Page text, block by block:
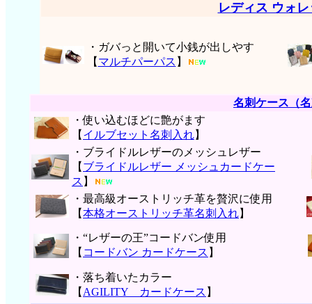
レディス ウォ
・ガバっと開いて小銭が出しやす
【 マルチパーパス 】
名刺ケース（
・使い込むほどに艶がます
【 イルブセット名刺入れ】
・ブライドルレザーのメッシュレザー
【 ブライドルレザー メッシュカードケー
ス 】
・最高級オーストリッチ革を贅沢に使用
【本格オーストリッチ革名刺入れ】
・“レザーの王”コードバン使用
【 コードバン カードケース 】
・落ち着いたカラー
【 AGILITY カードケース 】